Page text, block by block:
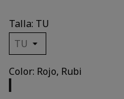
Talla: TU
Color: Rojo, Rubi
Rubi